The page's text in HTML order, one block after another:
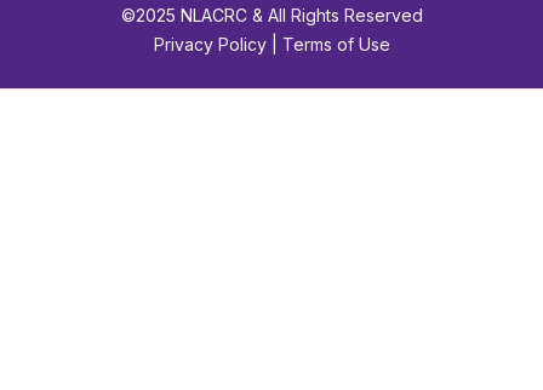
©2025 NLACRC & All Rights Reserved
Privacy Policy | Terms of Use